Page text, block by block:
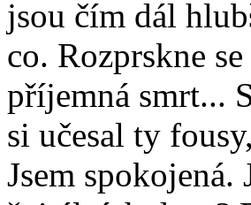
jsou čím dál
co. Rozprskne
příjemná smrt...
si učesal ty
Jsem